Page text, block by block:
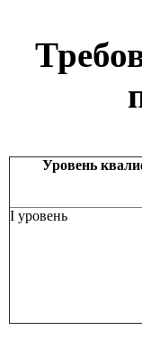
Уровень
I уровень